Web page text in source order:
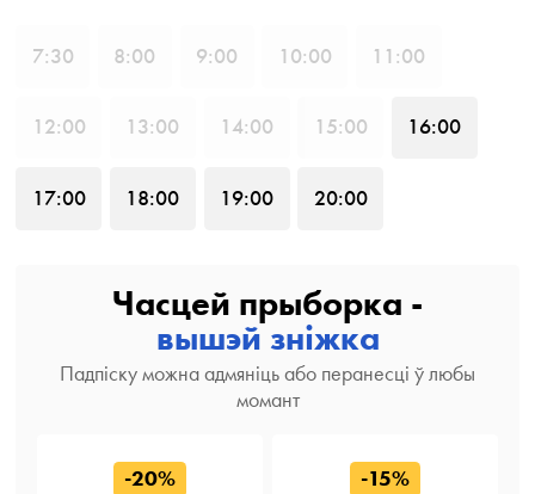
7:30 8:00 9:00 10:00 11 :00
12:00 13:00 14:00 15:00 16:00
17:00 18:00 19:00 20:00
Часцей прыборка -
вышэй зніжка
Падпіску можна адмяніць або перанесці ў любы
момант
-20% -15%